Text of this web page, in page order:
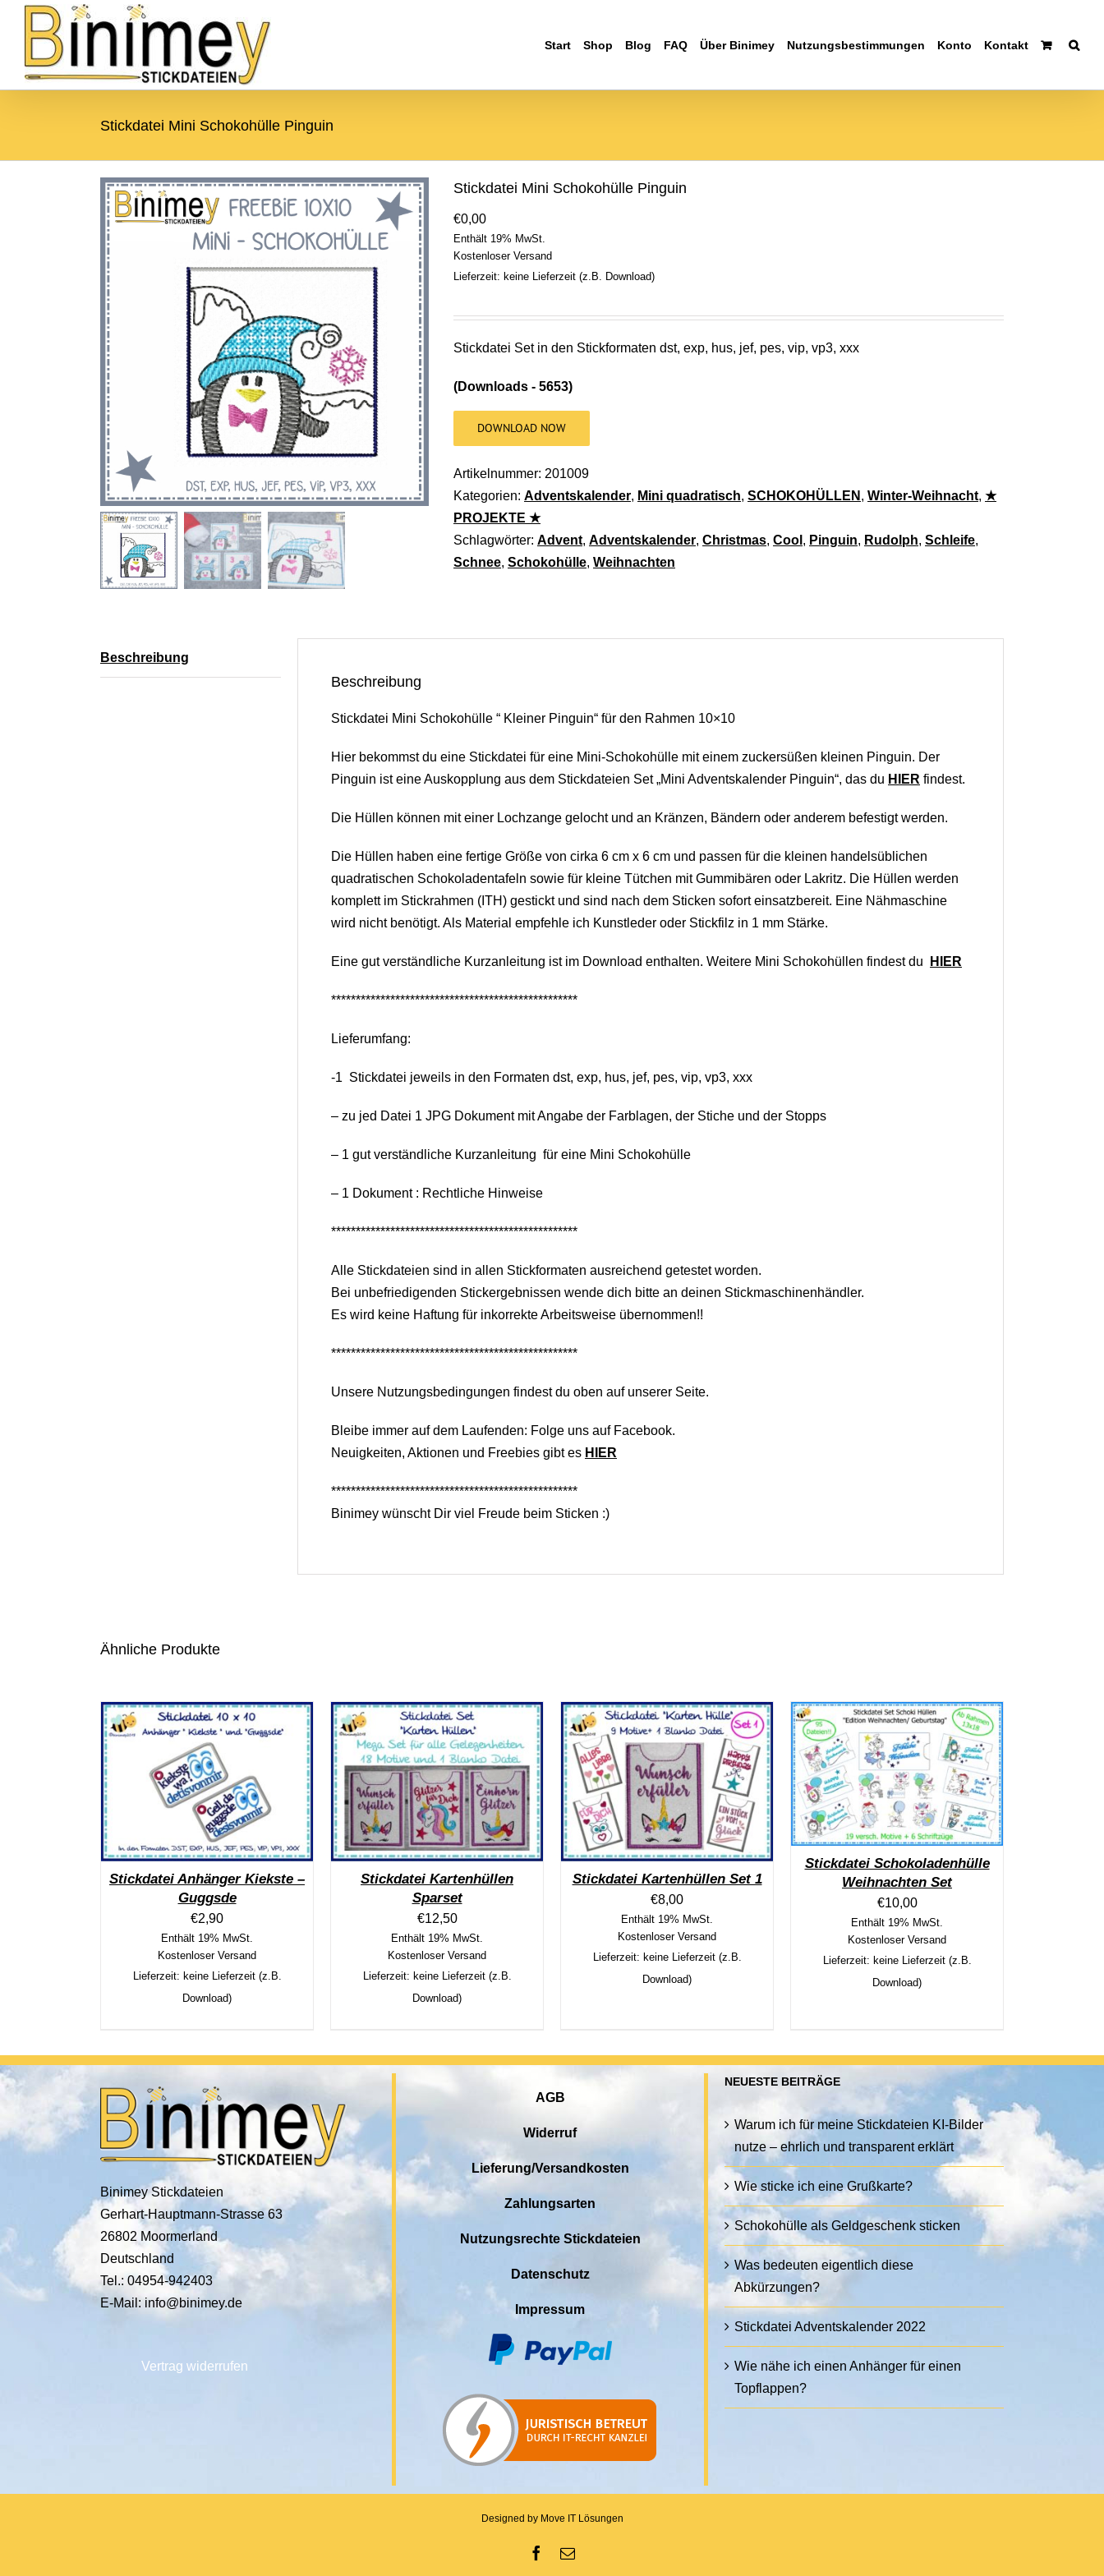
Zum
Inhalt
springen
Navigation
springen
Zum Inhalt springen
Start Shop Blog FAQ Über Binimey Nutzungsbestimmungen Konto Kontakt
Stickdatei Mini Schokohülle Pinguin
Stickdatei Mini Schokohülle Pinguin
€0,00
Enthält 19% MwSt.
Kostenloser Versand
Lieferzeit: keine Lieferzeit (z.B. Download)
Stickdatei Set in den Stickformaten dst, exp, hus, jef, pes, vip, vp3, xxx
(Downloads - 5653)
DOWNLOAD NOW
Artikelnummer: 201009
Kategorien: Adventskalender, Mini quadratisch, SCHOKOHÜLLEN , Winter-Weihnacht, ★
PROJEKTE ★
Schlagwörter: Advent, Adventskalender, Christmas, Cool , Pinguin, Rudolph, Schleife,
Schnee, Schokohülle, Weihnachten
Beschreibung
Beschreibung
Stickdatei Mini Schokohülle “ Kleiner Pinguin“ für den Rahmen 10×10
Hier bekommst du eine Stickdatei für eine Mini-Schokohülle mit einem zuckersüßen kleinen Pinguin. Der
Pinguin ist eine Auskopplung aus dem Stickdateien Set „Mini Adventskalender Pinguin“, das du HIER findest.
Die Hüllen können mit einer Lochzange gelocht und an Kränzen, Bändern oder anderem befestigt werden.
Die Hüllen haben eine fertige Größe von cirka 6 cm x 6 cm und passen für die kleinen handelsüblichen
quadratischen Schokoladentafeln sowie für kleine Tütchen mit Gummibären oder Lakritz. Die Hüllen werden
komplett im Stickrahmen (ITH) gestickt und sind nach dem Sticken sofort einsatzbereit. Eine Nähmaschine
wird nicht benötigt. Als Material empfehle ich Kunstleder oder Stickfilz in 1 mm Stärke.
Eine gut verständliche Kurzanleitung ist im Download enthalten. Weitere Mini Schokohüllen findest du HIER
**************************************************
Lieferumfang:
-1 Stickdatei jeweils in den Formaten dst, exp, hus, jef, pes, vip, vp3, xxx
– zu jed Datei 1 JPG Dokument mit Angabe der Farblagen, der Stiche und der Stopps
– 1 gut verständliche Kurzanleitung für eine Mini Schokohülle
– 1 Dokument : Rechtliche Hinweise
**************************************************
Alle Stickdateien sind in allen Stickformaten ausreichend getestet worden.
Bei unbefriedigenden Stickergebnissen wende dich bitte an deinen Stickmaschinenhändler.
Es wird keine Haftung für inkorrekte Arbeitsweise übernommen!!
**************************************************
Unsere Nutzungsbedingungen findest du oben auf unserer Seite.
Bleibe immer auf dem Laufenden: Folge uns auf Facebook.
Neuigkeiten, Aktionen und Freebies gibt es HIER
**************************************************
Binimey wünscht Dir viel Freude beim Sticken :)
Ähnliche Produkte
Stickdatei Anhänger Kiekste –
Guggsde
€2,90
Enthält 19% MwSt.
Kostenloser Versand
Lieferzeit: keine Lieferzeit (z.B.
Download)
Stickdatei Kartenhüllen
Sparset
€12,50
Enthält 19% MwSt.
Kostenloser Versand
Lieferzeit: keine Lieferzeit (z.B.
Download)
Stickdatei Kartenhüllen Set 1
€8,00
Enthält 19% MwSt.
Kostenloser Versand
Lieferzeit: keine Lieferzeit (z.B.
Download)
Stickdatei Schokoladenhülle
Weihnachten Set
€10,00
Enthält 19% MwSt.
Kostenloser Versand
Lieferzeit: keine Lieferzeit (z.B.
Download)
Binimey Stickdateien
Gerhart-Hauptmann-Strasse 63
26802 Moormerland
Deutschland
Tel.: 04954-942403
E-Mail: info@binimey.de
Vertrag widerrufen
AGB
Widerruf
Lieferung/Versandkosten
Zahlungsarten
Nutzungsrechte Stickdateien
Datenschutz
Impressum
NEUESTE BEITRÄGE
Warum ich für meine Stickdateien KI-Bilder
nutze – ehrlich und transparent erklärt
Wie sticke ich eine Grußkarte?
Schokohülle als Geldgeschenk sticken
Was bedeuten eigentlich diese
Abkürzungen?
Stickdatei Adventskalender 2022
Wie nähe ich einen Anhänger für einen
Topflappen?
Designed by Move IT Lösungen
FacebookE-Mail